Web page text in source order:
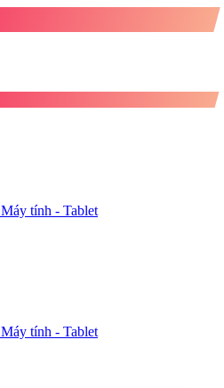
Máy tính - Tablet
Máy tính - Tablet